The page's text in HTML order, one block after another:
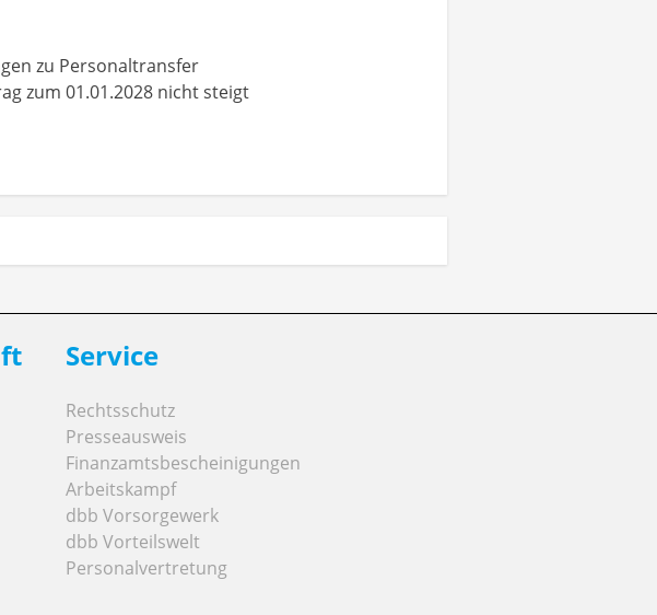
zu Personaltransfer
zum 01.01.2028 nicht steigt
Service
Rechtsschutz
Presseausweis
Finanzamtsbescheinigungen
Arbeitskampf
dbb Vorsorgewerk
dbb Vorteilswelt
Personalvertretung